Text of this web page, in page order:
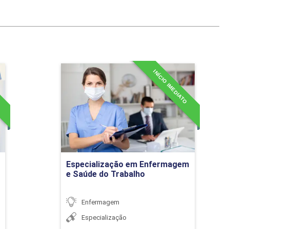
36h
36h
Especialização em Enfermagem
e Saúde do Trabalho
INÍCIO IMEDIATO
Enfermagem
Especialização
Especialização em
Enfermagem e Saúde do
Trabalho
Detalhes do curso